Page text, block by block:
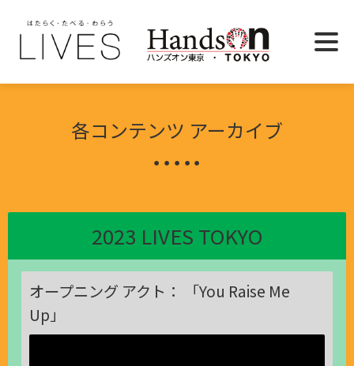
各コンテンツ アーカイブ
2023 LIVES TOKYO
オープニング アクト： 「You Raise Me
Up」